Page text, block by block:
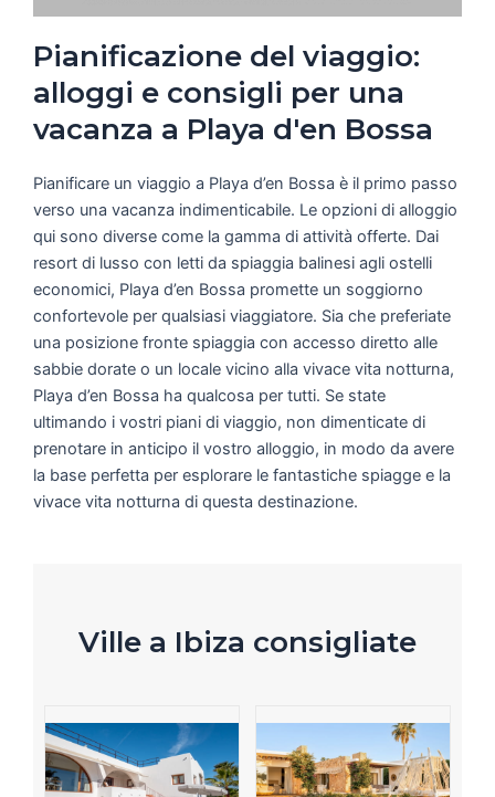
Pianificazione del viaggio:
alloggi e consigli per una
vacanza a Playa d'en Bossa
Pianificare un viaggio a Playa d’en Bossa è il primo passo
verso una vacanza indimenticabile. Le opzioni di alloggio
qui sono diverse come la gamma di attività offerte. Dai
resort di lusso con letti da spiaggia balinesi agli ostelli
economici, Playa d’en Bossa promette un soggiorno
confortevole per qualsiasi viaggiatore. Sia che preferiate
una posizione fronte spiaggia con accesso diretto alle
sabbie dorate o un locale vicino alla vivace vita notturna,
Playa d’en Bossa ha qualcosa per tutti. Se state
ultimando i vostri piani di viaggio, non dimenticate di
prenotare in anticipo il vostro alloggio, in modo da avere
la base perfetta per esplorare le fantastiche spiagge e la
vivace vita notturna di questa destinazione.
Ville a Ibiza consigliate